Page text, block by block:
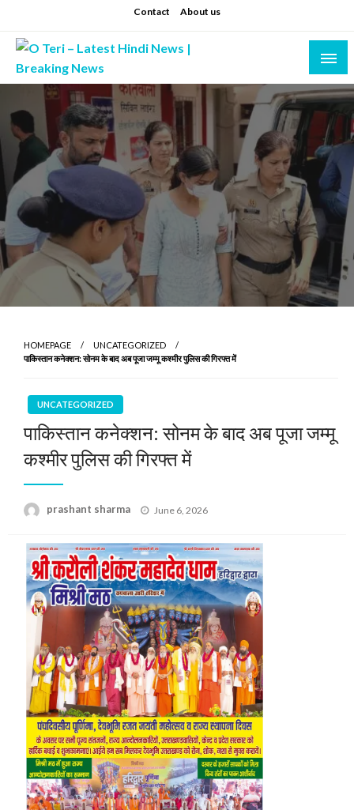
to
content
Contact About us
O Teri – Latest Hindi News | Breaking News
Prashant sharma (shastri)
HOMEPAGE
UNCATEGORIZED
पाकिस्तान कनेक्शन: सोनम के बाद अब पूजा जम्मू कश्मीर पुलिस की गिरफ्त में
UNCATEGORIZED
पाकिस्तान कनेक्शन: सोनम के बाद अब पूजा जम्मू
कश्मीर पुलिस की गिरफ्त में
prashant sharma
Posted
June 6, 2026